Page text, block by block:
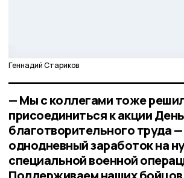
Геннадий Стариков
— Мы с коллегами тоже
присоединиться к акции День
благотворительного труда
однодневный заработок на
специальной военной